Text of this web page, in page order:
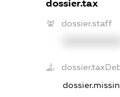
dossier.tax
dossier.staff